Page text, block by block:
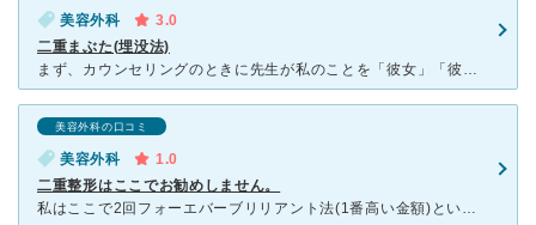
美容外科
3.0
二重まぶた(埋没法)
まず、カウンセリングのときに先生が私のことを「彼女」「彼女」って呼ぶのが気になりました。 これは病院だけの話じゃなくて、エステに行っても美容室に行っても、区役所に行っても郵便局に行っても、普通皆さん
美容外科の口コミ
美容外科
1.0
二重整形はここでお勧めしません。
私はここで2回フォーエバーブリリアント法(1番高い金額)という埋没法で手術してます。 カウンセリングは淡々としており細かいお話は看護師さんです。 結果としては2度とも糸が瞼の内側に飛び出ました。